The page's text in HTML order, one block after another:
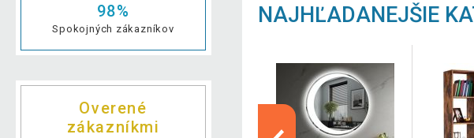
98%
Spokojných zákazníkov
Overené
zákazníkmi
NAJHĽADANEJŠIE